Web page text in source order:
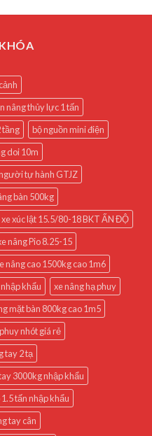
nâng thủy lực 1 tấn
tầng
bộ nguồn mini điện
doi 10m
tự hành GTJZ
bàn 500kg
xúc lật 15.5/80-18 BKT ẤN ĐỘ
nâng Pio 8.25-15
nâng cao 1500kg cao 1m6
khẩu
xe nâng hạ phuy
mặt bàn 800kg cao 1m5
nhót giá rẻ
tay 2 tạ
3000kg nhập khẩu
tấn nhập khẩu
tay cân